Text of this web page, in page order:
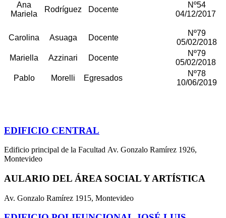
Ana
Mariela
Rodríguez Docente
Nº54
04/12/2017
Carolina Asuaga Docente
Nº79
05/02/2018
Mariella
Azzinari Docente
Nº79
05/02/2018
Pablo
Morelli Egresados
Nº78
10/06/2019
EDIFICIO CENTRAL
Edificio principal de la Facultad Av. Gonzalo Ramírez 1926,
Montevideo
AULARIO DEL ÁREA SOCIAL Y ARTÍSTICA
Av. Gonzalo Ramírez 1915, Montevideo